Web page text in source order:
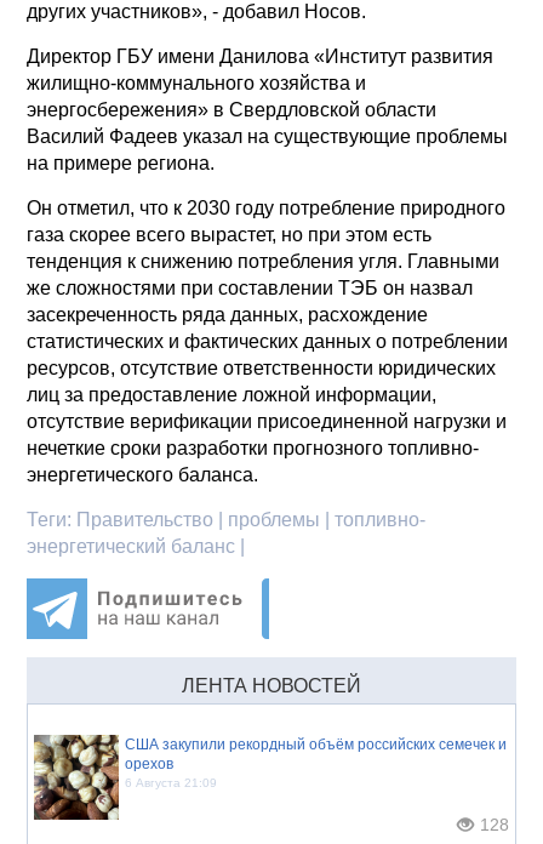
других участников», - добавил Носов.
Директор ГБУ имени Данилова «Институт развития
жилищно-коммунального хозяйства и
энергосбережения» в Свердловской области
Василий Фадеев указал на существующие проблемы
на примере региона.
Он отметил, что к 2030 году потребление природного
газа скорее всего вырастет, но при этом есть
тенденция к снижению потребления угля. Главными
же сложностями при составлении ТЭБ он назвал
засекреченность ряда данных, расхождение
статистических и фактических данных о потреблении
ресурсов, отсутствие ответственности юридических
лиц за предоставление ложной информации,
отсутствие верификации присоединенной нагрузки и
нечеткие сроки разработки прогнозного топливно-
энергетического баланса.
Теги: Правительство | проблемы | топливно-
энергетический баланс |
ЛЕНТА НОВОСТЕЙ
США закупили рекордный объём российских семечек и
орехов
6 Августа 21:09
128